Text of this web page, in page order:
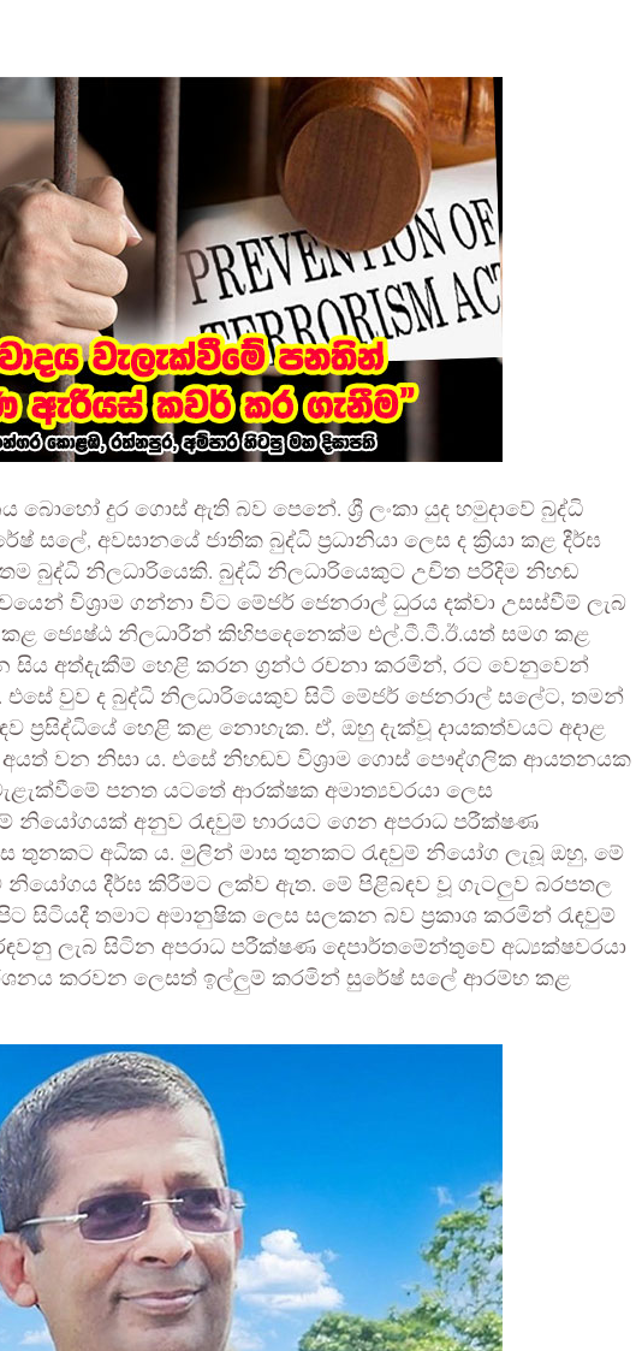
බොහෝ දුර ගොස් ඇති බව පෙනේ. ශ්‍රී ලංකා යුද හමුදාවේ බුද්ධි
සලේ, අවසානයේ ජාතික බුද්ධි ප්‍රධානියා ලෙස ද ක්‍රියා කළ දීර්ඝ
බුද්ධි නිලධාරියෙකි. බුද්ධි නිලධාරියෙකුට උචිත පරිදිම නිහඬ
විශ්‍රාම ගන්නා විට මේජර් ජෙනරාල් ධුරය දක්වා උසස්වීම් ලැබ
කළ ජ්‍යෙෂ්ඨ නිලධාරීන් කිහිපදෙනෙක්ම එල්.ටී.ටී.ඊ.යත් සමග කළ
අත්දැකීම් හෙළි කරන ග්‍රන්ථ රචනා කරමින්, රට වෙනුවෙන්
වුව ද බුද්ධි නිලධාරියෙකුව සිටි මේජර් ජෙනරාල් සලේට, තමන්
ප්‍රසිද්ධියේ හෙළි කළ නොහැක. ඒ, ඔහු දැක්වූ දායකත්වයට අදාළ
වන නිසා ය. එසේ නිහඬව විශ්‍රාම ගොස් පෞද්ගලික ආයතනයක
පනත යටතේ ආරක්ෂක අමාත්‍යවරයා ලෙස
නියෝගයක් අනුව රැඳවුම් භාරයට ගෙන අපරාධ පරීක්ෂණ
තුනකට අධික ය. මුලින් මාස තුනකට රැඳවුම් නියෝග ලැබූ ඔහු, මේ
නියෝගය දීර්ඝ කිරීමට ලක්ව ඇත. මේ පිළිබඳව වූ ගැටලුව බරපතල
සිටියදී තමාට අමානුෂික ලෙස සලකන බව ප්‍රකාශ කරමින් රැඳවුම්
ලැබ සිටින අපරාධ පරීක්ෂණ දෙපාර්තමේන්තුවේ අධ්‍යක්ෂවරයා
කරවන ලෙසත් ඉල්ලුම් කරමින් සුරේෂ් සලේ ආරම්භ කළ